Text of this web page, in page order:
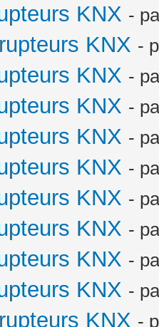
KNX -
KNX -
KNX -
KNX -
KNX -
KNX -
KNX -
KNX -
KNX -
KNX -
KNX -